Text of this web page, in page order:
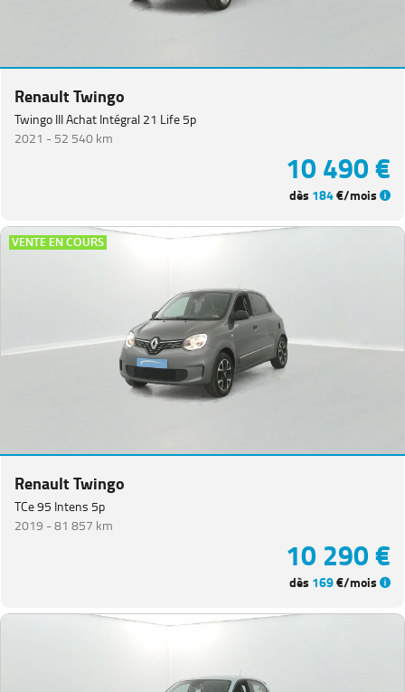
Renault Twingo
Twingo III Achat Intégral 21 Life 5p
2021 -52 540 km
10 490 €
dès 184€/mois
VENTE EN COURS
Renault Twingo
TCe 95 Intens 5p
2019 -81 857 km
10 290 €
dès 169€/mois